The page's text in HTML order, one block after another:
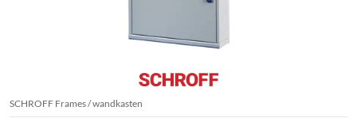
SCHROFF Frames / wandkasten